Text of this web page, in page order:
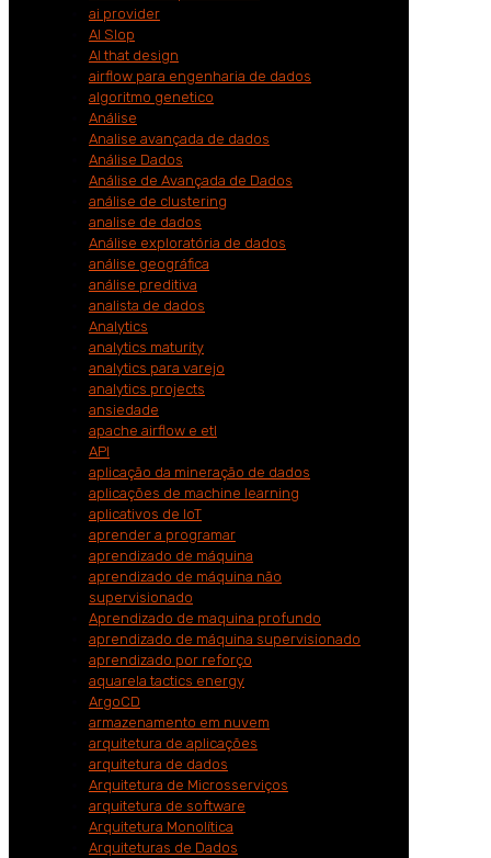
ai provider
AI Slop
AI that design
airflow para engenharia de dados
algoritmo genetico
Análise
Analise avançada de dados
Análise Dados
Análise de Avançada de Dados
análise de clustering
analise de dados
Análise exploratória de dados
análise geográfica
análise preditiva
analista de dados
Analytics
analytics maturity
analytics para varejo
analytics projects
ansiedade
apache airflow e etl
API
aplicação da mineração de dados
aplicações de machine learning
aplicativos de IoT
aprender a programar
aprendizado de máquina
aprendizado de máquina não
supervisionado
Aprendizado de maquina profundo
aprendizado de máquina supervisionado
aprendizado por reforço
aquarela tactics energy
ArgoCD
armazenamento em nuvem
arquitetura de aplicações
arquitetura de dados
Arquitetura de Microsserviços
arquitetura de software
Arquitetura Monolítica
Arquiteturas de Dados